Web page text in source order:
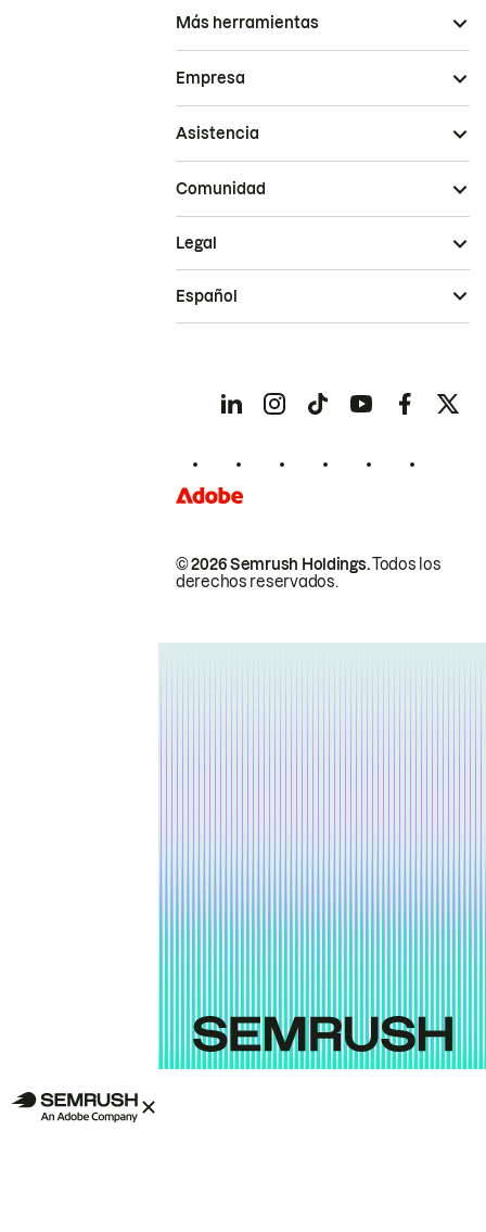
Más herramientas
Empresa
Asistencia
Comunidad
© 2026 Semrush Holdings.Todos los
derechos reservados.
Legal
Español